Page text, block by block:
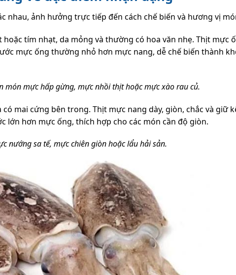
nhau, ảnh hưởng trực tiếp đến cách chế biến và hương vị
tím nhạt, da mỏng và thường có hoa văn nhẹ. Thịt mực
mực ống thường nhỏ hơn mực nang, dễ chế biến thành
món mực hấp gừng, mực nhồi thịt hoặc mực xào rau củ.
mai cứng bên trong. Thịt mực nang dày, giòn, chắc và giữ
lớn hơn mực ống, thích hợp cho các món cần độ giòn.
nướng sa tế, mực chiên giòn hoặc lẩu hải sản.